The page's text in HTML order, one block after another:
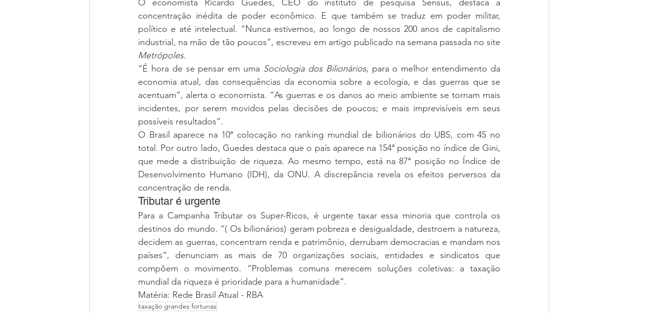
O economista Ricardo Guedes, CEO do instituto de pesquisa Sensus, destaca a
concentração inédita de poder econômico. E que também se traduz em poder militar,
político e até intelectual. “Nunca estivemos, ao longo de nossos 200 anos de capitalismo
Metrópoles.
“É hora de se pensar em uma Sociologia dos Bilionários, para o melhor entendimento da
economia atual, das consequências da economia sobre a ecologia, e das guerras que se
acentuam”, alerta o economista. “As guerras e os danos ao meio ambiente se tornam mais
incidentes, por serem movidos pelas decisões de poucos; e mais imprevisíveis em seus
possíveis resultados”.
O Brasil aparece na 10ª colocação no ranking mundial de bilionários do UBS, com 45 no
total. Por outro lado, Guedes destaca que o país aparece na 154ª posição no índice de Gini,
que mede a distribuição de riqueza. Ao mesmo tempo, está na 87ª posição no Índice de
Desenvolvimento Humano (IDH), da ONU. A discrepância revela os efeitos perversos da
concentração de renda.
Tributar é urgente
Para a Campanha Tributar os Super-Ricos, é urgente taxar essa minoria que controla os
destinos do mundo. “( Os bilionários) geram pobreza e desigualdade, destroem a natureza,
decidem as guerras, concentram renda e patrimônio, derrubam democracias e mandam nos
países”, denunciam as mais de 70 organizações sociais, entidades e sindicatos que
compõem o movimento. “Problemas comuns merecem soluções coletivas: a taxação
mundial da riqueza é prioridade para a humanidade”.
Matéria: Rede Brasil Atual - RBA
taxação grandes fortunas